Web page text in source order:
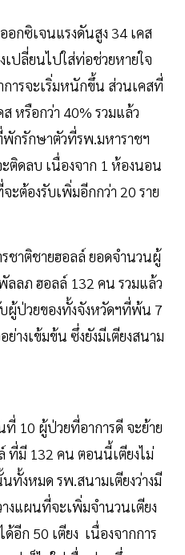
อกซิเจนแรงดันสูง 34 เคส
ปลี่ยนไปใส่ท่อช่วยหายใจ
ารจะเริ่มหนักขึ้น ส่วนเคสที่
หรือกว่า 40% รวมแล้ว
กรักษาตัวที่รพ.มหาราชฯ
ะติดลบ เนื่องจาก 1 ห้องนอน
ต้องรับเพิ่มอีกกว่า 20 ราย
ชาติชายฮอลล์ ยอดจำนวนผู้
ลภ ฮอลล์ 132 คน รวมแล้ว
ผู้ป่วยของทั้งจังหวัดฯที่พ้น 7
างเข้มข้น ซึ่งยังมีเตียงสนาม
10 ผู้ป่วยที่อาการดี จะย้าย
ที่มี 132 คน ตอนนี้เตียงไม่
ทั้งหมด รพ.สนามเตียงว่างมี
างแผนที่จะเพิ่มจำนวนเตียง
อีก 50 เตียง เนื่องจากการ